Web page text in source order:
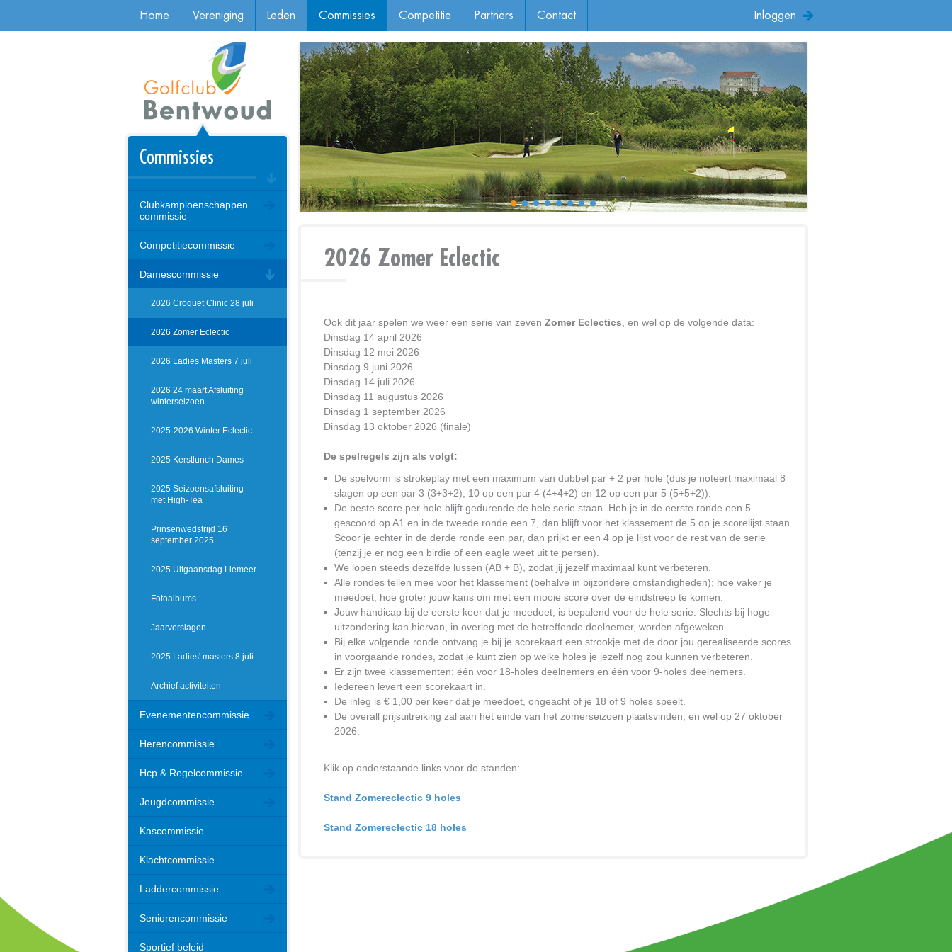
Home Vereniging Leden Commissies Competitie Partners Contact Inloggen
Commissies
Clubkampioenschappen
commissie
Competitiecommissie
Damescommissie
2026 Croquet Clinic 28 juli
2026 Zomer Eclectic
2026 Ladies Masters 7 juli
2026 24 maart Afsluiting
winterseizoen
2025-2026 Winter Eclectic
2025 Kerstlunch Dames
2025 Seizoensafsluiting
met High-Tea
Prinsenwedstrijd 16
september 2025
2025 Uitgaansdag Liemeer
Fotoalbums
Jaarverslagen
2025 Ladies' masters 8 juli
Archief activiteiten
Evenementencommissie
Herencommissie
Hcp & Regelcommissie
Jeugdcommissie
Kascommissie
Klachtcommissie
Laddercommissie
Seniorencommissie
Sportief beleid
2026 Zomer Eclectic
Ook dit jaar spelen we weer een serie van zeven Zomer Eclectics , en wel op de volgende data:
Dinsdag 14 april 2026
Dinsdag 12 mei 2026
Dinsdag 9 juni 2026
Dinsdag 14 juli 2026
Dinsdag 11 augustus 2026
Dinsdag 1 september 2026
Dinsdag 13 oktober 2026 (finale)
De spelregels zijn als volgt:
De spelvorm is strokeplay met een maximum van dubbel par + 2 per hole (dus je noteert maximaal 8
slagen op een par 3 (3+3+2), 10 op een par 4 (4+4+2) en 12 op een par 5 (5+5+2)).
De beste score per hole blijft gedurende de hele serie staan. Heb je in de eerste ronde een 5
gescoord op A1 en in de tweede ronde een 7, dan blijft voor het klassement de 5 op je scorelijst staan.
Scoor je echter in de derde ronde een par, dan prijkt er een 4 op je lijst voor de rest van de serie
(tenzij je er nog een birdie of een eagle weet uit te persen).
We lopen steeds dezelfde lussen (AB + B), zodat jij jezelf maximaal kunt verbeteren.
Alle rondes tellen mee voor het klassement (behalve in bijzondere omstandigheden); hoe vaker je
meedoet, hoe groter jouw kans om met een mooie score over de eindstreep te komen.
Jouw handicap bij de eerste keer dat je meedoet, is bepalend voor de hele serie. Slechts bij hoge
uitzondering kan hiervan, in overleg met de betreffende deelnemer, worden afgeweken.
Bij elke volgende ronde ontvang je bij je scorekaart een strookje met de door jou gerealiseerde scores
in voorgaande rondes, zodat je kunt zien op welke holes je jezelf nog zou kunnen verbeteren.
Er zijn twee klassementen: één voor 18-holes deelnemers en één voor 9-holes deelnemers.
Iedereen levert een scorekaart in.
De inleg is € 1,00 per keer dat je meedoet, ongeacht of je 18 of 9 holes speelt.
De overall prijsuitreiking zal aan het einde van het zomerseizoen plaatsvinden, en wel op 27 oktober
2026.
Klik op onderstaande links voor de standen:
Stand Zomereclectic 9 holes
Stand Zomereclectic 18 holes